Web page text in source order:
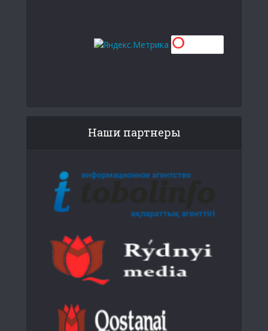
Наши партнеры